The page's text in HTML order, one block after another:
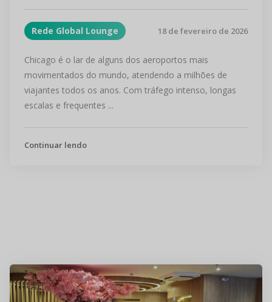
Rede Global Lounge 18 de fevereiro de 2026
Chicago é o lar de alguns dos aeroportos mais
movimentados do mundo, atendendo a milhões de
viajantes todos os anos. Com tráfego intenso, longas
escalas e frequentes ...
Continuar lendo